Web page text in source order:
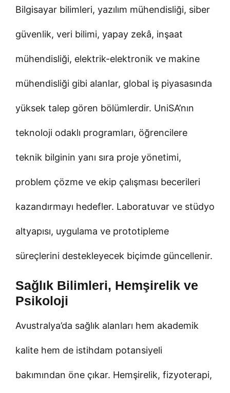
Bilgisayar bilimleri, yazılım mühendisliği, siber
güvenlik, veri bilimi, yapay zekâ, inşaat
mühendisliği, elektrik-elektronik ve makine
mühendisliği gibi alanlar, global iş piyasasında
yüksek talep gören bölümlerdir. UniSA’nın
teknoloji odaklı programları, öğrencilere
teknik bilginin yanı sıra proje yönetimi,
problem çözme ve ekip çalışması becerileri
kazandırmayı hedefler. Laboratuvar ve stüdyo
altyapısı, uygulama ve prototipleme
süreçlerini destekleyecek biçimde güncellenir.
Sağlık Bilimleri, Hemşirelik ve
Psikoloji
Avustralya’da sağlık alanları hem akademik
kalite hem de istihdam potansiyeli
bakımından öne çıkar. Hemşirelik, fizyoterapi,